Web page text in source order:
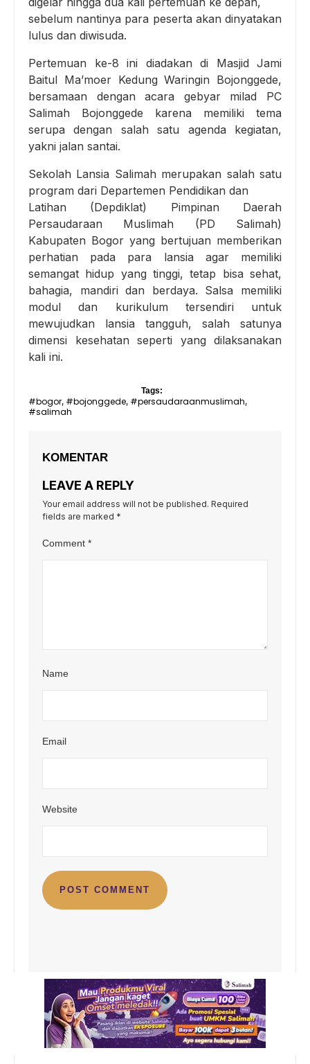
sebelum nantinya para peserta akan dinyatakan
lulus dan diwisuda.
Pertemuan ke-8 ini diadakan di Masjid Jami
Baitul Ma’moer Kedung Waringin Bojonggede,
bersamaan dengan acara gebyar milad PC
Salimah Bojonggede karena memiliki tema
serupa dengan salah satu agenda kegiatan,
yakni jalan santai.
Sekolah Lansia Salimah merupakan salah satu
program dari Departemen Pendidikan dan
Latihan (Depdiklat) Pimpinan Daerah
Persaudaraan Muslimah (PD Salimah)
Kabupaten Bogor yang bertujuan memberikan
perhatian pada para lansia agar memiliki
semangat hidup yang tinggi, tetap bisa sehat,
bahagia, mandiri dan berdaya. Salsa memiliki
modul dan kurikulum tersendiri untuk
mewujudkan lansia tangguh, salah satunya
dimensi kesehatan seperti yang dilaksanakan
kali ini.
Tags:
#bogor, #bojonggede, #persaudaraanmuslimah,
#salimah
KOMENTAR
LEAVE A REPLY
Your email address will not be published. Required
fields are marked *
Comment *
Name
Email
Website